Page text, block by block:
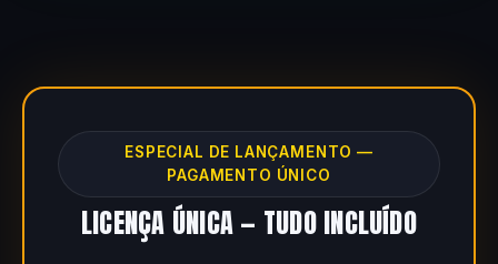
ESPECIAL DE LANÇAMENTO —
PAGAMENTO ÚNICO
LICENÇA ÚNICA — TUDO INCLUÍDO